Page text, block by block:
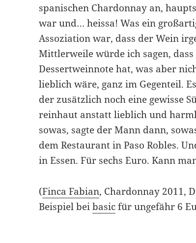
spanischen Chardonnay an,
war und… heissa! Was ein
Assoziation war, dass der Wein
Mittlerweile würde ich sagen,
Dessertweinnote hat, was aber
lieblich wäre, ganz im Gegenteil.
der zusätzlich noch eine gewisse
reinhaut anstatt lieblich und
sowas, sagte der Mann dann,
dem Restaurant in Paso Robles.
in Essen. Für sechs Euro. Kann
(Finca Fabian, Chardonnay 2011,
Beispiel beibasicfür ungefähr 6